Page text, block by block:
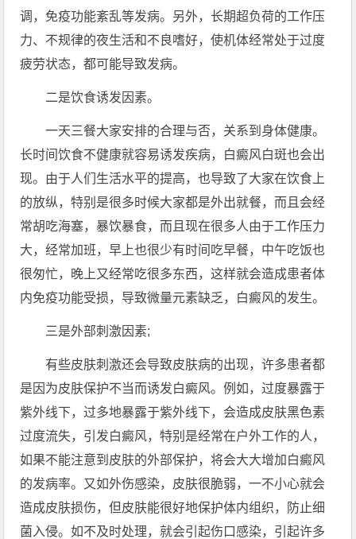
调，免疫功能紊乱等发病。另外，长期超负荷的工作压
力、不规律的夜生活和不良嗜好，使机体经常处于过度
疲劳状态，都可能导致发病。
二是饮食诱发因素。
一天三餐大家安排的合理与否，关系到身体健康。
长时间饮食不健康就容易诱发疾病，白癜风白斑也会出
现。由于人们生活水平的提高，也导致了大家在饮食上
的放纵，特别是很多时候大家都是外出就餐，而且会经
常胡吃海塞，暴饮暴食，而且现在很多人由于工作压力
大，经常加班，早上也很少有时间吃早餐，中午吃饭也
很匆忙，晚上又经常吃很多东西，这样就会造成患者体
内免疫功能受损，导致微量元素缺乏，白癜风的发生。
三是外部刺激因素;
有些皮肤刺激还会导致皮肤病的出现，许多患者都
是因为皮肤保护不当而诱发白癜风。例如，过度暴露于
紫外线下，过多地暴露于紫外线下，会造成皮肤黑色素
过度流失，引发白癜风，特别是经常在户外工作的人，
如果不能注意到皮肤的外部保护，将会大大增加白癜风
的发病率。又如外伤感染，皮肤很脆弱，一不小心就会
造成皮肤损伤，但皮肤能很好地保护体内组织，防止细
菌入侵。如不及时处理，就会引起伤口感染，引起许多